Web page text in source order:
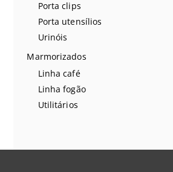
Porta clips
Porta utensílios
Urinóis
Marmorizados
Linha café
Linha fogão
Utilitários